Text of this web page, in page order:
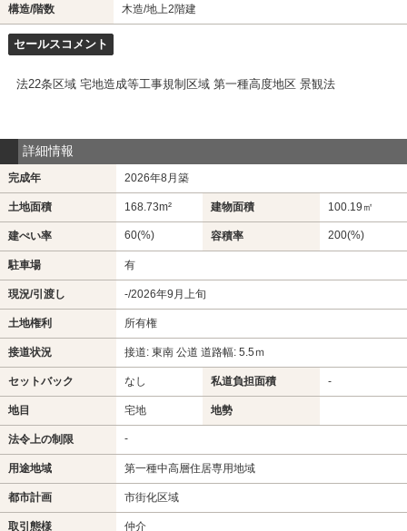
構造/階数 木造/地上2階建
セールスコメント
法22条区域 宅地造成等工事規制区域 第一種高度地区 景観法
詳細情報
完成年 2026年8月築
土地面積 168.73m² 建物面積 100.19㎡
建ぺい率 60(%) 容積率 200(%)
駐車場 有
現況/引渡し -/2026年9月上旬
土地権利 所有権
接道状況 接道: 東南 公道 道路幅: 5.5ｍ
セットバック なし 私道負担面積 -
地目 宅地 地勢
法令上の制限 -
用途地域 第一種中高層住居専用地域
都市計画 市街化区域
取引態様 仲介